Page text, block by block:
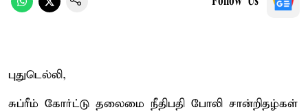
புதுடெல்லி,
சுப்ரீம் கோர்ட்டு தலைமை நீதிபதி போலி சான்றிதழ்கள்